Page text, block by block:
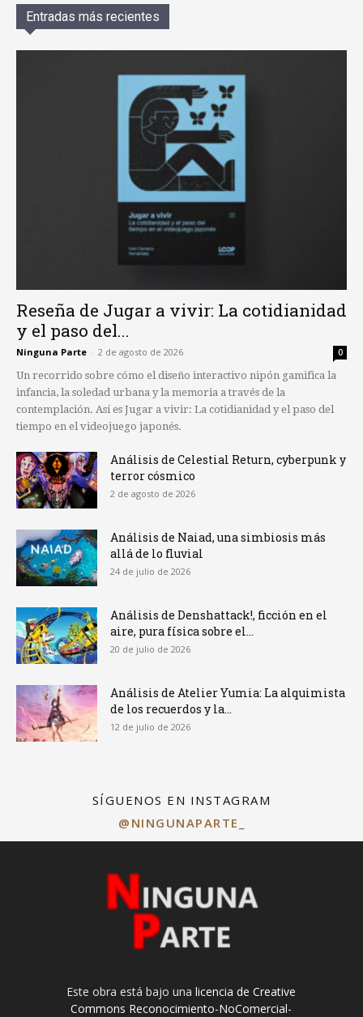
Entradas más recientes
Reseña de Jugar a vivir: La cotidianidad
y el paso del...
Ninguna Parte - 2 de agosto de 2026 0
Un recorrido sobre cómo el diseño interactivo nipón gamifica la
infancia, la soledad urbana y la memoria a través de la
contemplación. Así es Jugar a vivir: La cotidianidad y el paso del
tiempo en el videojuego japonés.
Análisis de Celestial Return, cyberpunk y
terror cósmico
2 de agosto de 2026
Análisis de Naiad, una simbiosis más
allá de lo fluvial
24 de julio de 2026
Análisis de Denshattack!, ficción en el
aire, pura física sobre el...
20 de julio de 2026
Análisis de Atelier Yumia: La alquimista
de los recuerdos y la...
12 de julio de 2026
SÍGUENOS EN INSTAGRAM
@NINGUNAPARTE_
Este obra está bajo unalicencia de Creative
Commons Reconocimiento-NoComercial-